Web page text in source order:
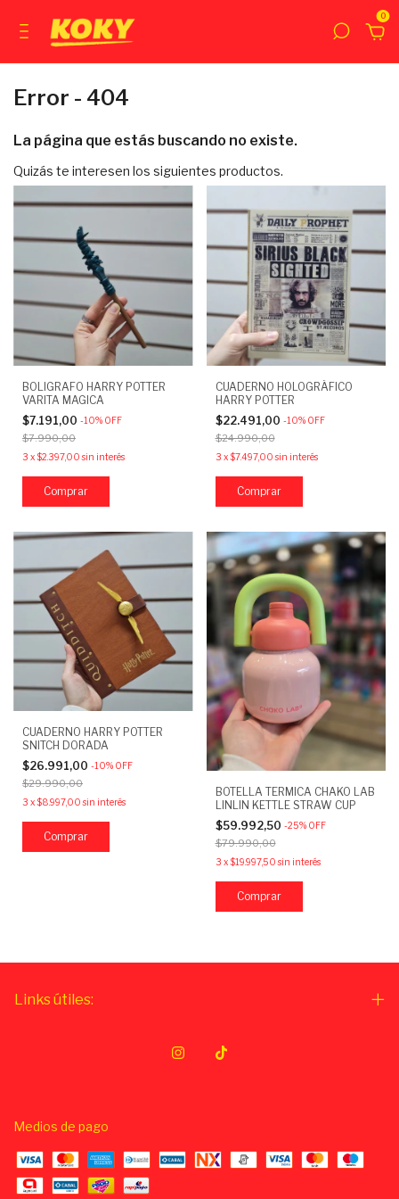
0
Error - 404
La página que estás buscando no existe.
Quizás te interesen los siguientes productos.
BOLIGRAFO HARRY POTTER
VARITA MAGICA
$7.191,00 -10% OFF
$7.990,00
3 x$2.397,00 sin interés
CUADERNO HOLOGRÁFICO
HARRY POTTER
$22.491,00 -10% OFF
$24.990,00
3 x$7.497,00 sin interés
CUADERNO HARRY POTTER
SNITCH DORADA
$26.991,00 -10% OFF
$29.990,00
3 x$8.997,00 sin interés
BOTELLA TERMICA CHAKO LAB
LINLIN KETTLE STRAW CUP
$59.992,50 -25% OFF
$79.990,00
3 x$19.997,50 sin interés
Links útiles:
Medios de pago